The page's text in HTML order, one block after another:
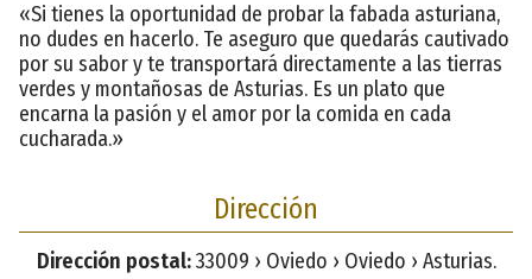
«Si tienes la oportunidad de probar la fabada asturiana,
no dudes en hacerlo. Te aseguro que quedarás cautivado
por su sabor y te transportará directamente a las tierras
verdes y montañosas de Asturias. Es un plato que
encarna la pasión y el amor por la comida en cada
cucharada.»
Dirección
Dirección postal:33009 › Oviedo › Oviedo › Asturias.